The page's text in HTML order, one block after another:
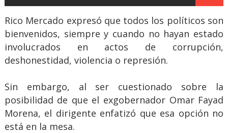
Rico Mercado expresó que todos los políticos son
bienvenidos, siempre y cuando no hayan estado
involucrados en actos de corrupción,
deshonestidad, violencia o represión.
Sin embargo, al ser cuestionado sobre la
posibilidad de que el exgobernador Omar Fayad
Morena, el dirigente enfatizó que esa opción no
está en la mesa.